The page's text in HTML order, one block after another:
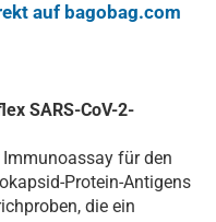
auf bagobag.com
SARS-CoV-2-
für den
Protein-Antigens
die ein